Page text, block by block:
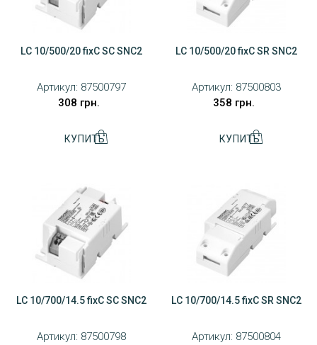
LC 10/500/20 fixC SC SNC2
Артикул: 87500797
308 грн.
LC 10/500/20 fixC SR SNC2
Артикул: 87500803
358 грн.
LC 10/700/14.5 fixC SC SNC2
Артикул: 87500798
LC 10/700/14.5 fixC SR SNC2
Артикул: 87500804